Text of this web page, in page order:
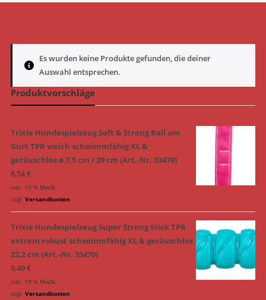
Es wurden keine Produkte gefunden, die deiner
Auswahl entsprechen.
Produktvorschläge
Trixie Hundespielzeug Soft & Strong Ball am
Gurt TPR weich schwimmfähig XL &
geräuschlos ø 7,5 cm / 29 cm (Art.-Nr. 33478)
8,54€
inkl. 19 % MwSt.
zzgl. Versandkosten
Trixie Hundespielzeug Super Strong Stick TPR
extrem robust schwimmfähig XL & geräuschlos
22,2 cm (Art.-Nr. 33470)
9,49€
inkl. 19 % MwSt.
zzgl. Versandkosten